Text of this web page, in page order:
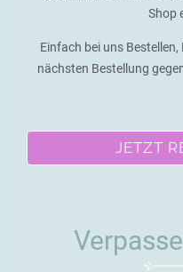
Shop
Einfach bei uns
nächsten Bestellung
JETZT